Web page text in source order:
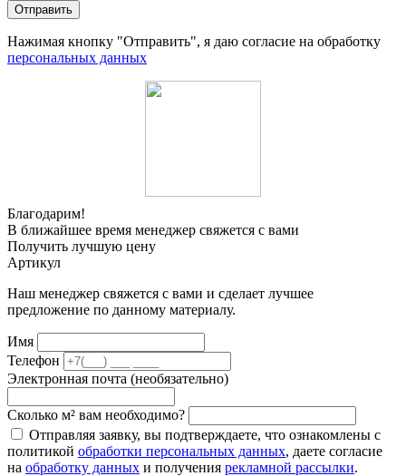
Отправить
Нажимая кнопку "Отправить", я даю согласие на обработку
персональных данных
Благодарим!
В ближайшее время менеджер свяжется с вами
Получить лучшую цену
Артикул
Наш менеджер свяжется с вами и сделает лучшее
предложение по данному материалу.
Имя
Телефон
Электронная почта (необязательно)
Сколько м² вам необходимо?
Отправляя заявку, вы подтверждаете, что ознакомлены с
политикой обработки персональных данных, даете согласие
на обработку данных и получения рекламной рассылки.